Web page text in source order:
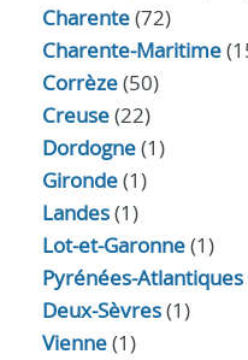
Charente(72)
Charente-Maritime
Corrèze(50)
Creuse(22)
Dordogne(1)
Gironde(1)
Landes(1)
Lot-et-Garonne(1)
Pyrénées-Atlantiques
Deux-Sèvres(1)
Vienne(1)